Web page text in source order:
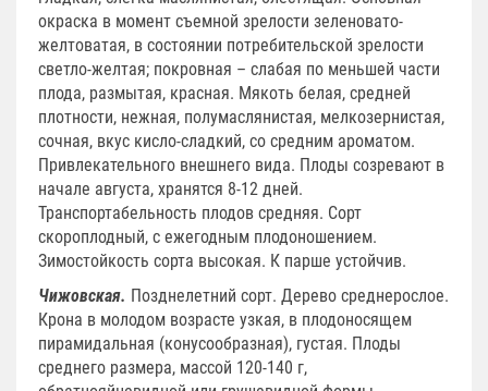
окраска в момент съемной зрелости зеленовато-
желтоватая, в состоянии потребительской зрелости
светло-желтая; покровная – слабая по меньшей части
плода, размытая, красная. Мякоть белая, средней
плотности, нежная, полумаслянистая, мелкозернистая,
сочная, вкус кисло-сладкий, со средним ароматом.
Привлекательного внешнего вида. Плоды созревают в
начале августа, хранятся 8-12 дней.
Транспортабельность плодов средняя. Сорт
скороплодный, с ежегодным плодоношением.
Зимостойкость сорта высокая. К парше устойчив.
Чижовская. Позднелетний сорт. Дерево среднерослое.
Крона в молодом возрасте узкая, в плодоносящем
пирамидальная (конусообразная), густая. Плоды
среднего размера, массой 120-140 г,